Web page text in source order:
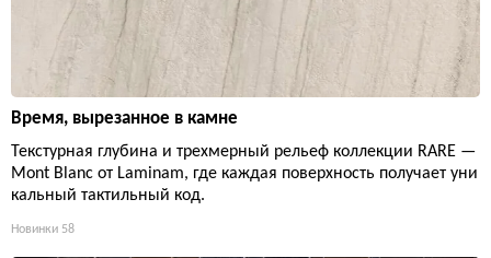
Время, вырезанное в камне
Текстурная глубина и трехмерный рельеф коллекции RARE —
Mont Blanc от Laminam, где каждая поверхность получает уни
кальный тактильный код.
Новинки 58